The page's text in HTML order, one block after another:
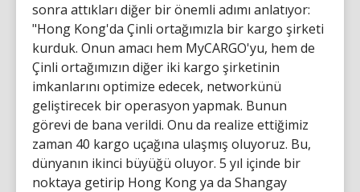
sonra attıkları diğer bir önemli adımı anlatıyor:
"Hong Kong'da Çinli ortağımızla bir kargo şirketi
kurduk. Onun amacı hem MyCARGO'yu, hem de
Çinli ortağımızın diğer iki kargo şirketinin
imkanlarını optimize edecek, networkünü
geliştirecek bir operasyon yapmak. Bunun
görevi de bana verildi. Onu da realize ettiğimiz
zaman 40 kargo uçağına ulaşmış oluyoruz. Bu,
dünyanın ikinci büyüğü oluyor. 5 yıl içinde bir
noktaya getirip Hong Kong ya da Shangay